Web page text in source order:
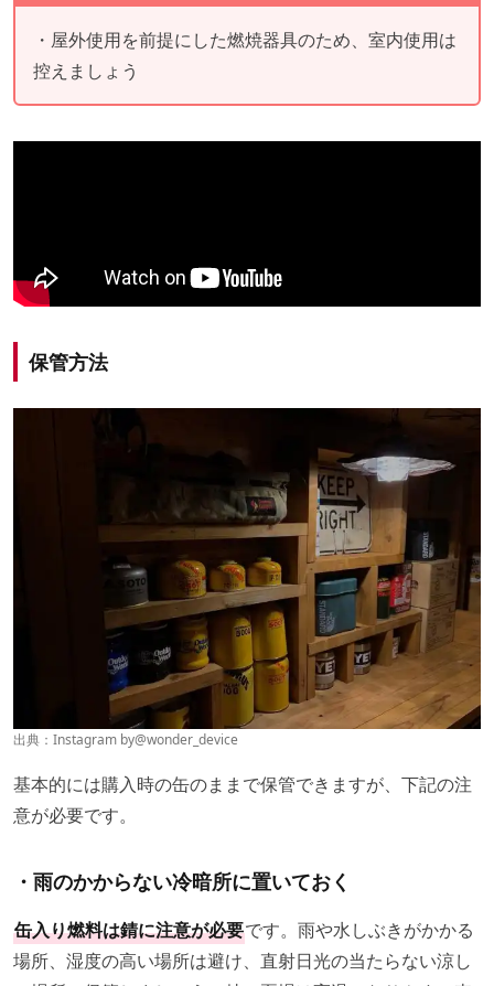
・屋外使用を前提にした燃焼器具のため、室内使用は
控えましょう
保管方法
出典：Instagram by@wonder_device
基本的には購入時の缶のままで保管できますが、下記の注
意が必要です。
・雨のかからない冷暗所に置いておく
缶入り燃料は錆に注意が必要です。雨や水しぶきがかかる
場所、湿度の高い場所は避け、直射日光の当たらない涼し